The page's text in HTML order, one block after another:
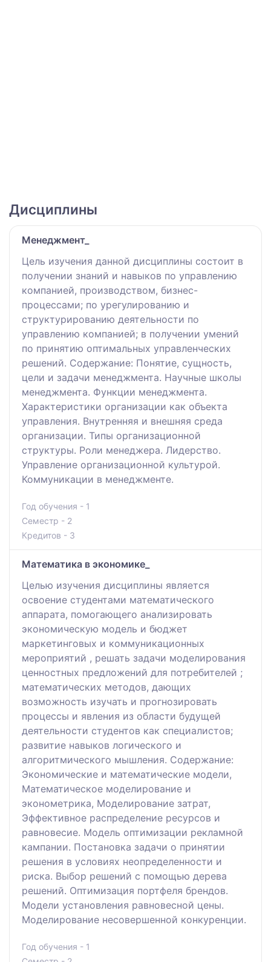
Дисциплины
Менеджмент_
Цель изучения данной дисциплины состоит в
получении знаний и навыков по управлению
компанией, производством, бизнес-
процессами; по урегулированию и
структурированию деятельности по
управлению компанией; в получении умений
по принятию оптимальных управленческих
решений. Содержание: Понятие, сущность,
цели и задачи менеджмента. Научные школы
менеджмента. Функции менеджмента.
Характеристики организации как объекта
управления. Внутренняя и внешняя среда
организации. Типы организационной
структуры. Роли менеджера. Лидерство.
Управление организационной культурой.
Коммуникации в менеджменте.
Год обучения - 1
Семестр - 2
Кредитов - 3
Математика в экономике_
Целью изучения дисциплины является
освоение студентами математического
аппарата, помогающего анализировать
экономическую модель и бюджет
маркетинговых и коммуникационных
мероприятий , решать задачи моделирования
ценностных предложений для потребителей ;
математических методов, дающих
возможность изучать и прогнозировать
процессы и явления из области будущей
деятельности студентов как специалистов;
развитие навыков логического и
алгоритмического мышления. Содержание:
Экономические и математические модели,
Математическое моделирование и
эконометрика, Моделирование затрат,
Эффективное распределение ресурсов и
равновесие. Модель оптимизации рекламной
кампании. Постановка задачи о принятии
решения в условиях неопределенности и
риска. Выбор решений с помощью дерева
решений. Оптимизация портфеля брендов.
Модели установления равновесной цены.
Моделирование несовершенной конкуренции.
Год обучения - 1